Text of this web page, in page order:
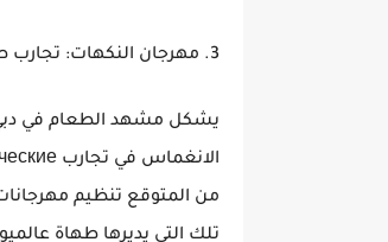
3. مهرجان النكهات: تجارب طعام "Gourmet Dining" تتخطى المألوف
من المتوقع تنظيم